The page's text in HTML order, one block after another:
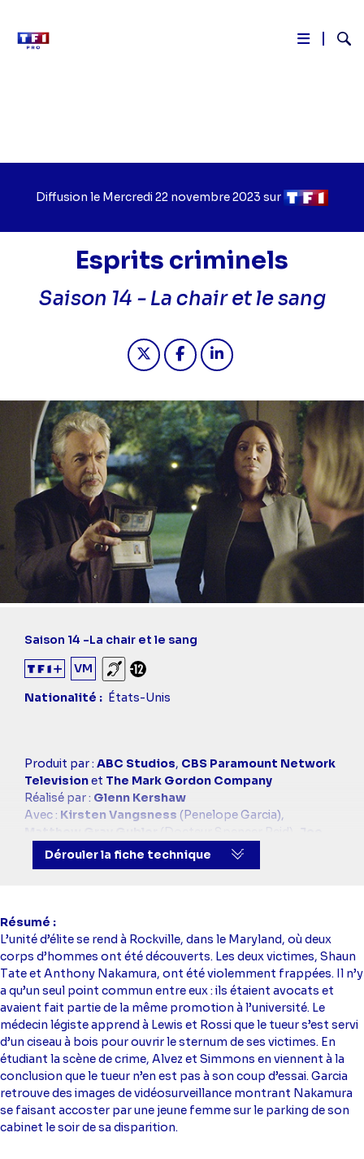
Diffusion le Jour
diffusion
Mercredi 22 novembre 2023 sur Chaîne
diffusion
Esprits criminels
Saison 14 -La chair et le sang
Partager "2023-11-22 00:30 -
Partager "2023-11-22
Saison 14 -La chair et le sang
VM
Sourds et malentendants
Déconseillé aux -12 ans
Nationalité
États-Unis
Casting
simba
Produit par : ABC Studios, CBS Paramount Network
Televisionet The Mark Gordon Company
Réalisé par : Glenn Kershaw
Avec : Kirsten Vangsness (Penelope Garcia),
(Docteur Spencer Reid),
Mantegna
(David Rossi), Paget Brewster
(Luke Alvez)
Dérouler la fiche technique
Résumé
L’unité d’élite se rend à Rockville, dans le Maryland, où deux
corps d’hommes ont été découverts. Les deux victimes, Shaun
Tate et Anthony Nakamura, ont été violemment frappées. Il n’y
a qu’un seul point commun entre eux : ils étaient avocats et
avaient fait partie de la même promotion à l’université. Le
médecin légiste apprend à Lewis et Rossi que le tueur s’est servi
d’un ciseau à bois pour ouvrir le sternum de ses victimes. En
étudiant la scène de crime, Alvez et Simmons en viennent à la
conclusion que le tueur n’en est pas à son coup d’essai. Garcia
retrouve des images de vidéosurveillance montrant Nakamura
se faisant accoster par une jeune femme sur le parking de son
cabinet le soir de sa disparition.